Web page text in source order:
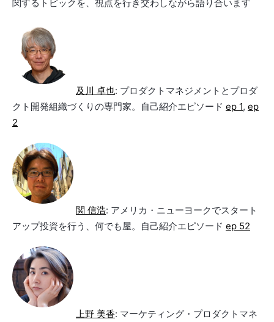
関するトピックを、視点を行き交わしながら語り合います
及川 卓也: プロダクトマネジメントとプロダ
クト開発組織づくりの専門家。自己紹介エピソード ep 1, ep
2
関 信浩: アメリカ・ニューヨークでスタート
アップ投資を行う、何でも屋。自己紹介エピソード ep 52
上野 美香: マーケティング・プロダクトマネ